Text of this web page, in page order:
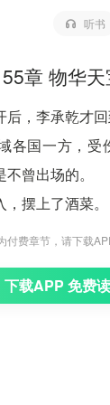
听书
章 物华
后，李承乾才
各国一方，受
曾出场的。
摆上了酒菜。
都是如今的美
玉米等，许多
付费章节，请下载
下载APP 免费